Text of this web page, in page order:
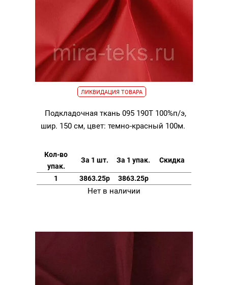
ЛИКВИДАЦИЯ ТОВАРА
Подкладочная ткань 095 190Т 100%п/э,
шир. 150 см, цвет: темно-красный 100м.
Кол-во
упак.
За 1 шт. За 1 упак. Скидка
1 3863.25р 3863.25р
Нет в наличии